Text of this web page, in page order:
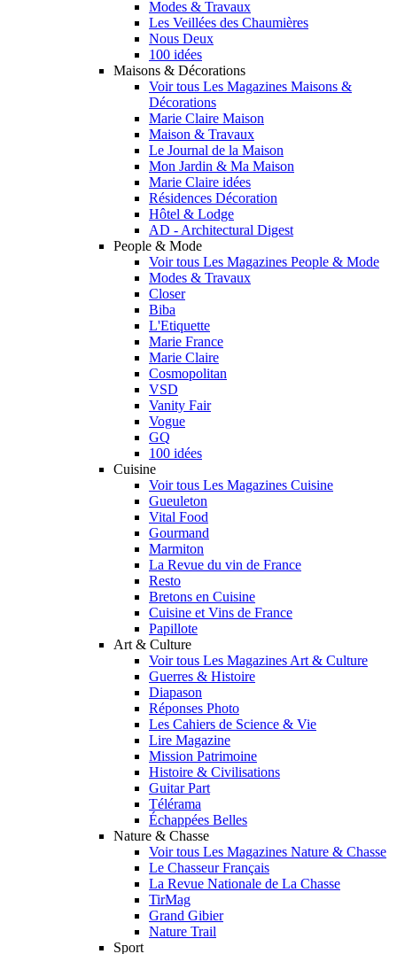
Modes & Travaux
Les Veillées des Chaumières
Nous Deux
100 idées
Maisons & Décorations
Voir tous Les Magazines Maisons &
Décorations
Marie Claire Maison
Maison & Travaux
Le Journal de la Maison
Mon Jardin & Ma Maison
Marie Claire idées
Résidences Décoration
Hôtel & Lodge
AD - Architectural Digest
People & Mode
Voir tous Les Magazines People & Mode
Modes & Travaux
Closer
Biba
L'Etiquette
Marie France
Marie Claire
Cosmopolitan
VSD
Vanity Fair
Vogue
GQ
100 idées
Cuisine
Voir tous Les Magazines Cuisine
Gueuleton
Vital Food
Gourmand
Marmiton
La Revue du vin de France
Resto
Bretons en Cuisine
Cuisine et Vins de France
Papillote
Art & Culture
Voir tous Les Magazines Art & Culture
Guerres & Histoire
Diapason
Réponses Photo
Les Cahiers de Science & Vie
Lire Magazine
Mission Patrimoine
Histoire & Civilisations
Guitar Part
Télérama
Échappées Belles
Nature & Chasse
Voir tous Les Magazines Nature & Chasse
Le Chasseur Français
La Revue Nationale de La Chasse
TirMag
Grand Gibier
Nature Trail
Sport